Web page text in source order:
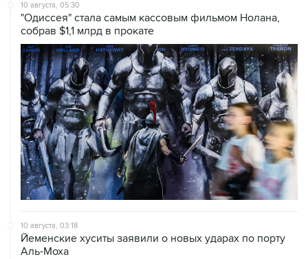
10 августа, 05:30
"Одиссея" стала самым кассовым фильмом Нолана,
собрав $1,1 млрд в прокате
10 августа, 03:18
Йеменские хуситы заявили о новых ударах по порту
Аль-Моха